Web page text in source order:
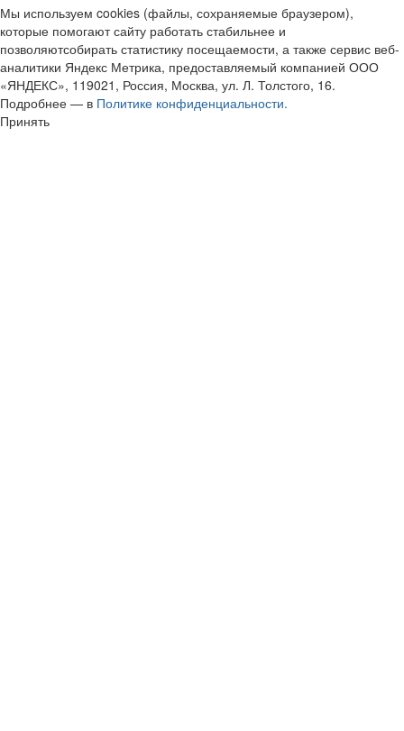
Мы используем cookies (файлы, сохраняемые браузером),
которые помогают сайту работать стабильнее и
позволяютсобирать статистику посещаемости, а также сервис веб-
аналитики Яндекс Метрика, предоставляемый компанией ООО
«ЯНДЕКС», 119021, Россия, Москва, ул. Л. Толстого, 16.
Подробнее — в Политике конфиденциальности.
Принять